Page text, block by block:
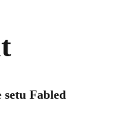
Fabled